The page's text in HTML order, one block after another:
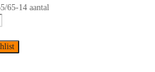
65-14 aantal